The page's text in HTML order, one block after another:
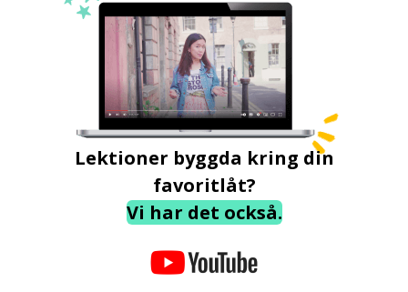
Lektioner byggda kring din
favoritlåt?
Vi har det också.